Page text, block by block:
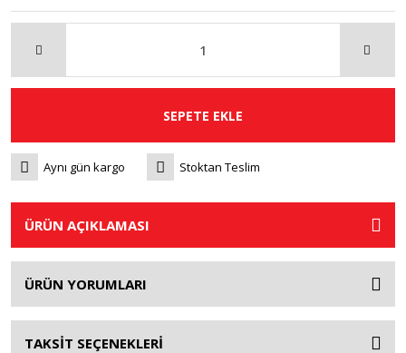
SEPETE EKLE
Aynı gün kargo Stoktan Teslim
ÜRÜN AÇIKLAMASI
ÜRÜN YORUMLARI
TAKSİT SEÇENEKLERİ